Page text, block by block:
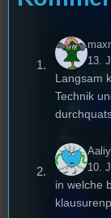
mic Rage
[S1/
3.
Sao-Mai
Nguyen
44.
13.
Langsam
Technik
10.
in welche